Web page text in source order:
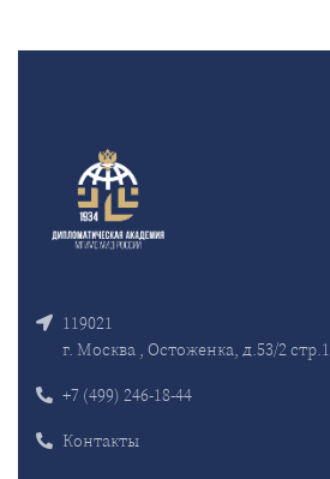
119021
г. Москва , Остоженка, д.53/2 стр.1
+7 (499) 246-18-44
Контакты